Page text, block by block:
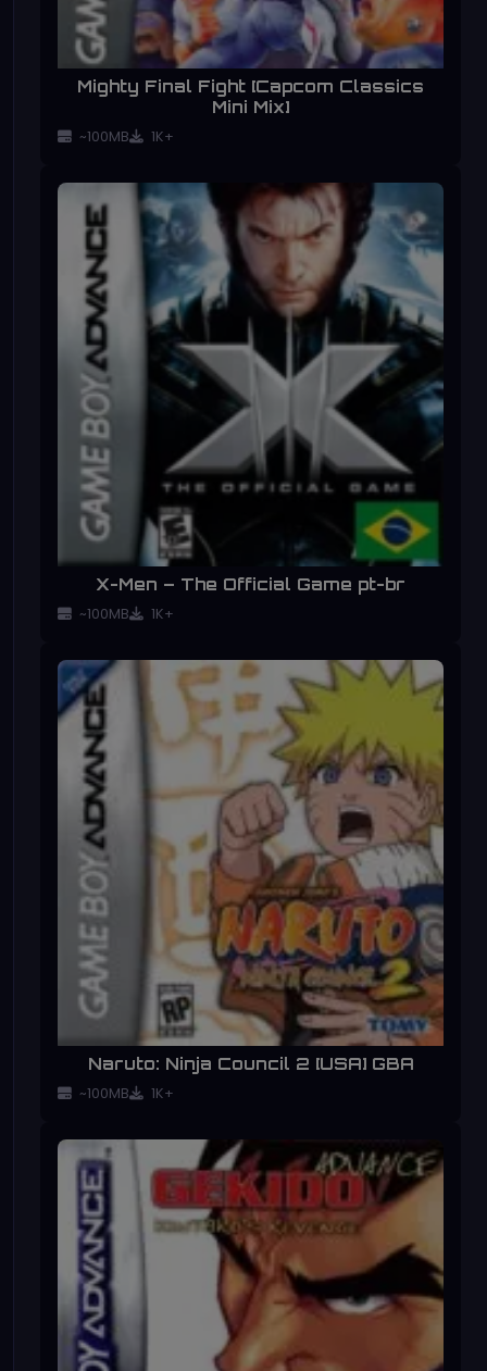
Mighty Final Fight [Capcom Classics
Mini Mix]
~100MB 1K+
X-Men – The Official Game pt-br
~100MB 1K+
Naruto: Ninja Council 2 [USA] GBA
~100MB 1K+